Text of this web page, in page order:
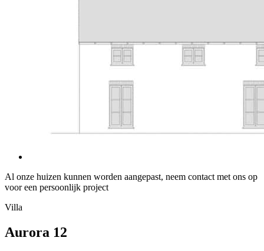
Al onze huizen kunnen worden aangepast, neem contact met ons op
voor een persoonlijk project
Villa
Aurora 12